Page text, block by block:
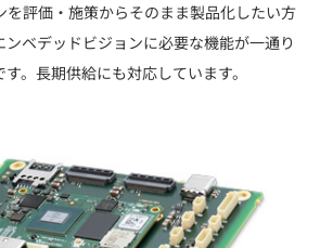
を評価・施策からそのまま製品化したい方
ベデッドビジョンに必要な機能が一通り
。長期供給にも対応しています。